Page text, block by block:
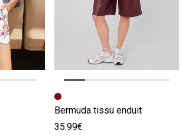
Image précédente
Image suivante
Bermuda tissu enduit
35.99€